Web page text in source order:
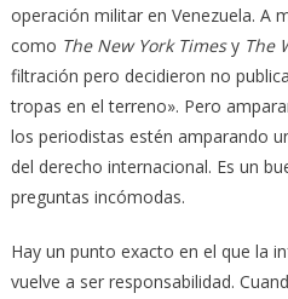
operación militar en Venezuela. A
como The New York Timesy The
filtración pero decidieron no
tropas en el terreno». Pero
los periodistas estén amparando
del derecho internacional. Es un
preguntas incómodas.
Hay un punto exacto en el que la
vuelve a ser responsabilidad.